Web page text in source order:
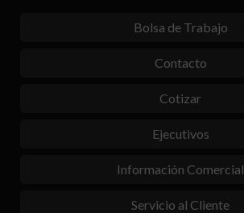
Bolsa de Trabajo
Contacto
Cotizar
Ejecutivos
Información Comercial
Servicio al Cliente